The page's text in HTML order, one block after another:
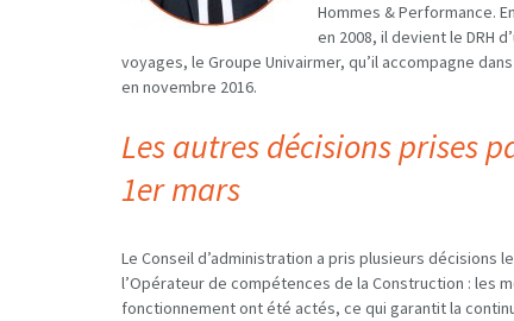
Hommes & Performance.
en 2008, il devient le DRH
voyages, le Groupe Univairmer, qu’il accompagne
en novembre 2016.
Les autres décisions prises
1er mars
Le Conseil d’administration a pris plusieurs
l’Opérateur de compétences de la Construction : les
fonctionnement ont été actés, ce qui garantit la